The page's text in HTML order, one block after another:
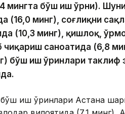
мингта бўш иш ўрни).
(16,0 минг), соғлиқни
(10,3 минг), қишлоқ,
саноатида (6,8
бўш иш ўринлари
иш ўринлари Астана